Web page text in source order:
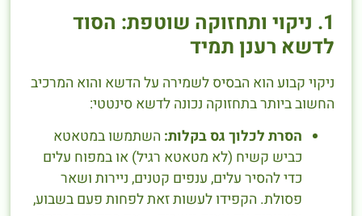
1. ניקוי ותחזוקה שוטפת: הסוד
לדשא רענן תמיד
ניקוי קבוע הוא הבסיס לשמירה על הדשא והוא המרכיב
החשוב ביותר בתחזוקה נכונה לדשא סינטטי:
הסרת לכלוך גס בקלות: השתמשו במטאטא
כביש קשיח (לא מטאטא רגיל) או במפוח עלים
כדי להסיר עלים, ענפים קטנים, ניירות ושאר
פסולת. הקפידו לעשות זאת לפחות פעם בשבוע,